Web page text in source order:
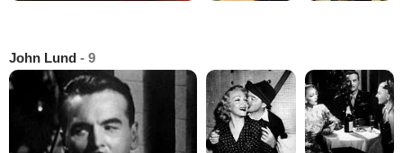
John Lund - 9